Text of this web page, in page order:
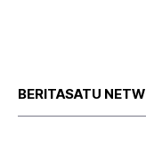
BERITASATU